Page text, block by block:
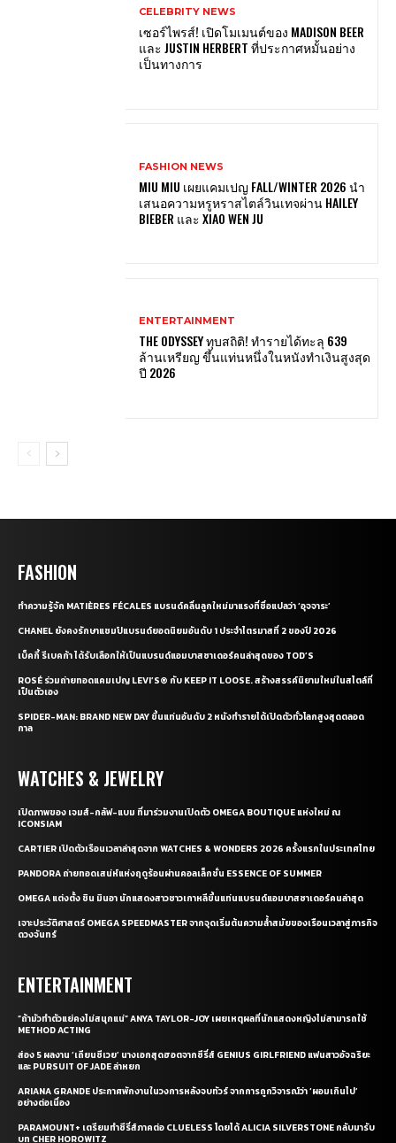
CELEBRITY NEWS
เซอร์ไพรส์! เปิดโมเมนต์ของ MADISON BEER
และ JUSTIN HERBERT ที่ประกาศหมั้นอย่าง
เป็นทางการ
FASHION NEWS
MIU MIU เผยแคมเปญ FALL/WINTER 2026 นำ
เสนอความหรูหราสไตล์วินเทจผ่าน HAILEY
BIEBER และ XIAO WEN JU
ENTERTAINMENT
THE ODYSSEY ทุบสถิติ! ทำรายได้ทะลุ 639
ล้านเหรียญ ขึ้นแท่นหนึ่งในหนังทำเงินสูงสุด
ปี 2026
FASHION
ทำความรู้จัก MATIÈRES FÉCALES แบรนด์คลื่นลูกใหม่มาแรงที่ชื่อแปลว่า ‘อุจจาระ’
CHANEL ยังคงรักษาแชมป์แบรนด์ยอดนิยมอันดับ 1 ประจำไตรมาสที่ 2 ของปี 2026
เบ็คกี้ รีเบคก้า ได้รับเลือกให้เป็นแบรนด์แอมบาสซาเดอร์คนล่าสุดของ TOD’S
ROSÉ ร่วมถ่ายทอดแคมเปญ LEVI’S® กับ KEEP IT LOOSE. สร้างสรรค์นิยามใหม่ในสไตล์ที่
เป็นตัวเอง
SPIDER-MAN: BRAND NEW DAY ขึ้นแท่นอันดับ 2 หนังทำรายได้เปิดตัวทั่วโลกสูงสุดตลอด
กาล
WATCHES & JEWELRY
เปิดภาพของ เจมส์-กลัฟ-แบม ที่มาร่วมงานเปิดตัว OMEGA BOUTIQUE แห่งใหม่ ณ
ICONSIAM
CARTIER เปิดตัวเรือนเวลาล่าสุดจาก WATCHES & WONDERS 2026 ครั้งแรกในประเทศไทย
PANDORA ถ่ายทอดเสน่ห์แห่งฤดูร้อนผ่านคอลเล็กชั่น ESSENCE OF SUMMER
OMEGA แต่งตั้ง ชิน มินอา นักแสดงสาวชาวเกาหลีขึ้นแท่นแบรนด์แอมบาสซาเดอร์คนล่าสุด
เจาะประวัติศาสตร์ OMEGA SPEEDMASTER จากจุดเริ่มต้นความล้ำสมัยของเรือนเวลาสู่ภารกิจ
ดวงจันทร์
ENTERTAINMENT
“ถ้ามัวทำตัวแย่คงไม่สนุกแน่” ANYA TAYLOR-JOY เผยเหตุผลที่นักแสดงหญิงไม่สามารถใช้
METHOD ACTING
ส่อง 5 ผลงาน ‘เถียนซีเวย’ นางเอกสุดฮอตจากซีรี่ส์ GENIUS GIRLFRIEND แฟนสาวอัจฉริยะ
และ PURSUIT OF JADE ล่าหยก
ARIANA GRANDE ประกาศพักงานในวงการหลังจบทัวร์ จากการถูกวิจารณ์ว่า ‘ผอมเกินไป’
อย่างต่อเนื่อง
PARAMOUNT+ เตรียมทำซีรี่ส์ภาคต่อ CLUELESS โดยได้ ALICIA SILVERSTONE กลับมารับ
บท CHER HOROWITZ